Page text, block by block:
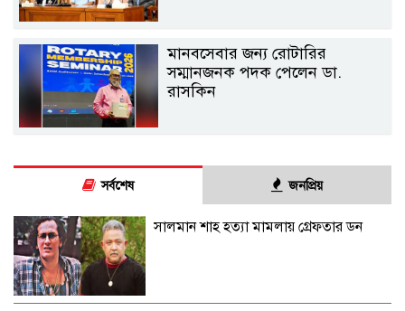
মানবসেবার জন্য রোটারির
সম্মানজনক পদক পেলেন ডা.
রাসকিন
সর্বশেষ জনপ্রিয়
সালমান শাহ হত্যা মামলায় গ্রেফতার ডন